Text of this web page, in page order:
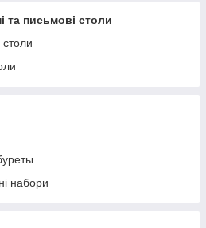
та письмові столи
набори